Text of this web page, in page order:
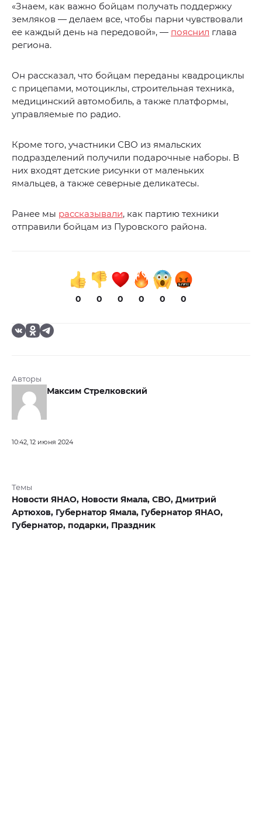
«Знаем, как важно бойцам получать поддержку
земляков — делаем все, чтобы парни чувствовали
ее каждый день на передовой», — пояснил глава
региона.
Он рассказал, что бойцам переданы квадроциклы
с прицепами, мотоциклы, строительная техника,
медицинский автомобиль, а также платформы,
управляемые по радио.
Кроме того, участники СВО из ямальских
подразделений получили подарочные наборы. В
них входят детские рисунки от маленьких
ямальцев, а также северные деликатесы.
Ранее мы рассказывали, как партию техники
отправили бойцам из Пуровского района.
0 0 0 0 0 0
Авторы
Максим Стрелковский
10:42, 12 июня 2024
Темы
Новости ЯНАО, Новости Ямала, СВО, Дмитрий
Артюхов, Губернатор Ямала, Губернатор ЯНАО,
Губернатор, подарки, Праздник